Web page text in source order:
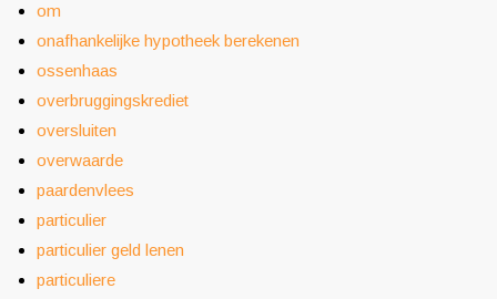
om
onafhankelijke hypotheek berekenen
ossenhaas
overbruggingskrediet
oversluiten
overwaarde
paardenvlees
particulier
particulier geld lenen
particuliere